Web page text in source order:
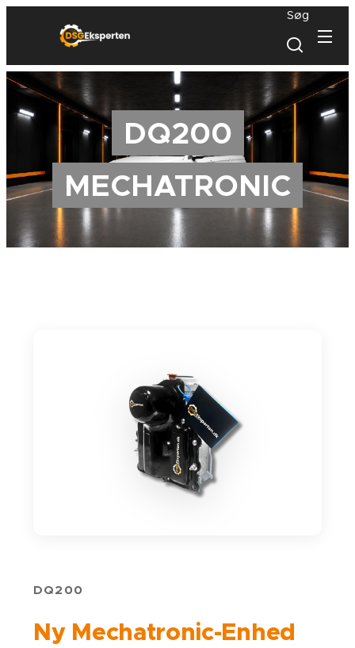
Søg
DQ200
MECHATRONIC
DQ200
Ny Mechatronic-Enhed